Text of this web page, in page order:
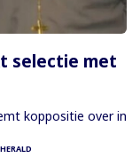
selectie met
koppositie over in